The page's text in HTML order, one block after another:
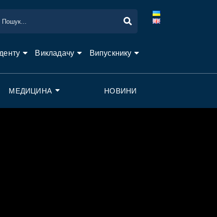
Викладачу Випускнику
МЕДИЦИНА НОВИНИ